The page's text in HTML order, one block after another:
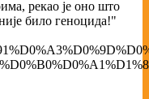
рекао је оно што
било геноцида!"